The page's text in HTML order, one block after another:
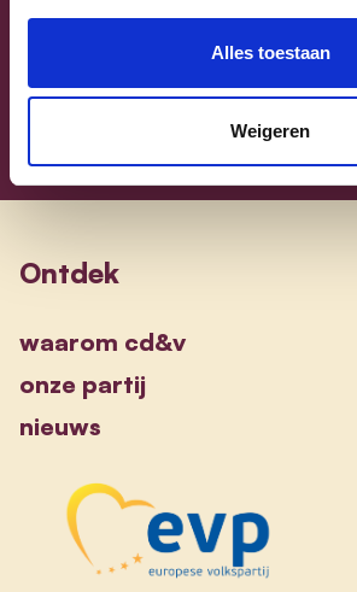
Alles toestaan
Weigeren
Sammy Mahdi
alle kandidaten
Ontdek
waarom cd&v
onze partij
nieuws